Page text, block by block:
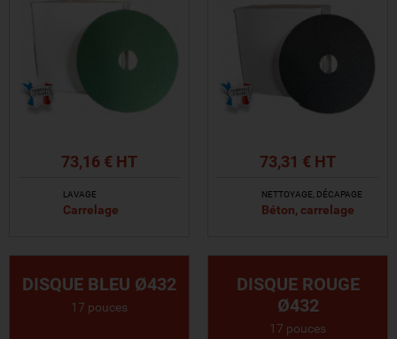
73,16 € HT
LAVAGE
Carrelage
73,31 € HT
NETTOYAGE, DÉCAPAGE
Béton, carrelage
DISQUE BLEU Ø432
17 pouces
DISQUE ROUGE
Ø432
17 pouces